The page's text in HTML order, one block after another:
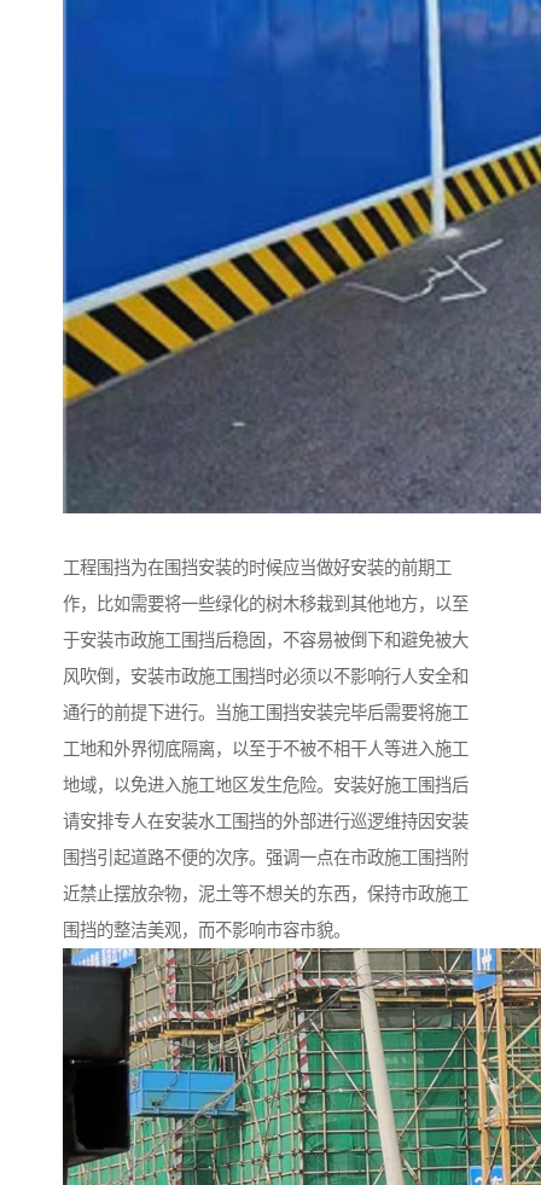
工程围挡为在围挡安装的时候应当做好安装的前期工
作，比如需要将一些绿化的树木移栽到其他地方，以至
于安装市政施工围挡后稳固，不容易被倒下和避免被大
风吹倒，安装市政施工围挡时必须以不影响行人安全和
通行的前提下进行。当施工围挡安装完毕后需要将施工
工地和外界彻底隔离，以至于不被不相干人等进入施工
地域，以免进入施工地区发生危险。安装好施工围挡后
请安排专人在安装水工围挡的外部进行巡逻维持因安装
围挡引起道路不便的次序。强调一点在市政施工围挡附
近禁止摆放杂物，泥土等不想关的东西，保持市政施工
围挡的整洁美观，而不影响市容市貌。